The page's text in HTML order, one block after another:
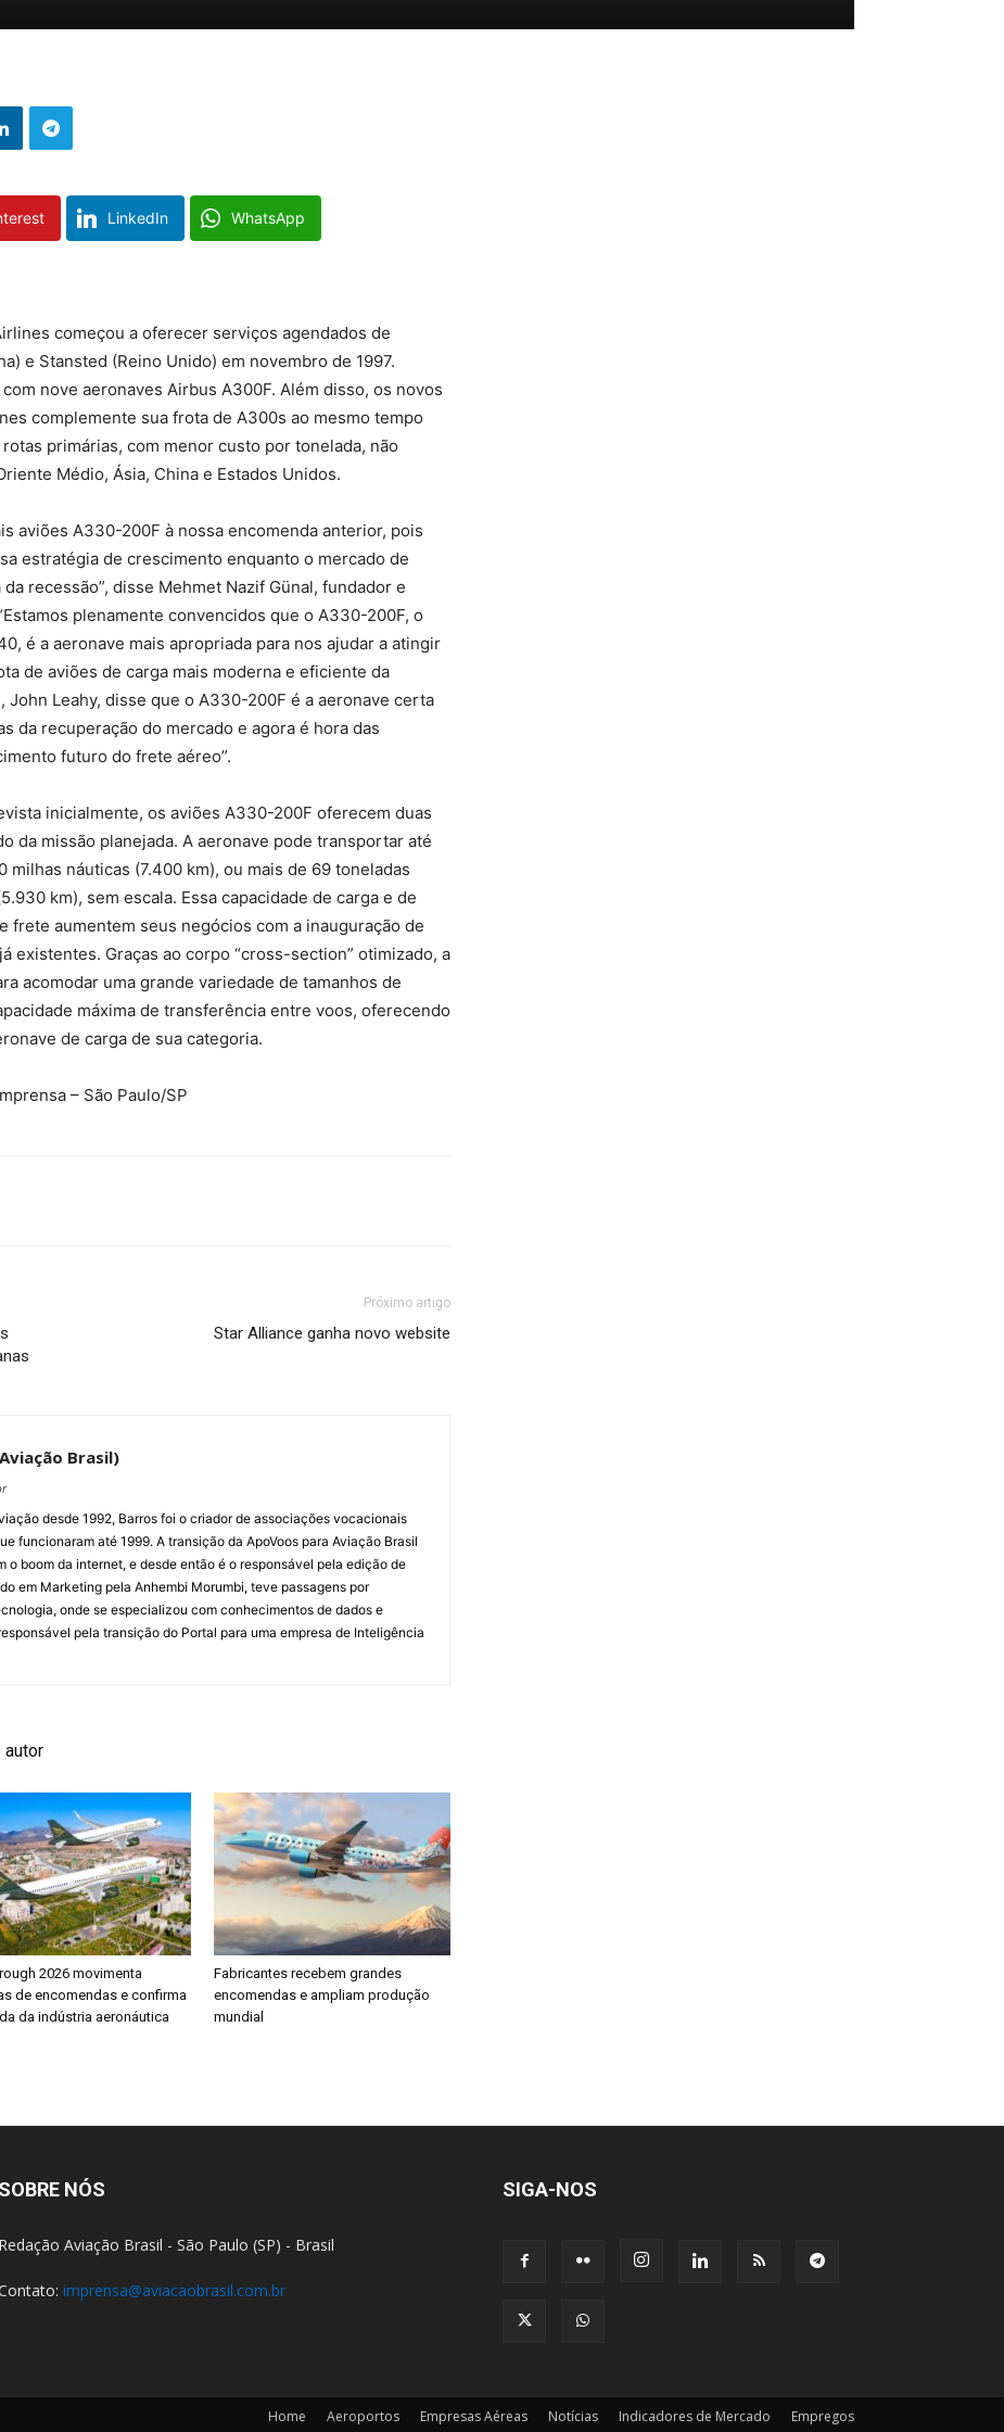
LinkedIn WhatsApp
começou a oferecer serviços agendados de
e Stansted (Reino Unido) em novembro de 1997.
nove aeronaves Airbus A300F. Além disso, os novos
complemente sua frota de A300s ao mesmo tempo
primárias, com menor custo por tonelada, não
Médio, Ásia, China e Estados Unidos.
aviões A330-200F à nossa encomenda anterior, pois
estratégia de crescimento enquanto o mercado de
recessão”, disse Mehmet Nazif Günal, fundador e
plenamente convencidos que o A330-200F, o
é a aeronave mais apropriada para nos ajudar a atingir
de aviões de carga mais moderna e eficiente da
John Leahy, disse que o A330-200F é a aeronave certa
da recuperação do mercado e agora é hora das
futuro do frete aéreo”.
inicialmente, os aviões A330-200F oferecem duas
da missão planejada. A aeronave pode transportar até
náuticas (7.400 km), ou mais de 69 toneladas
km), sem escala. Essa capacidade de carga e de
frete aumentem seus negócios com a inauguração de
existentes. Graças ao corpo “cross-section” otimizado, a
acomodar uma grande variedade de tamanhos de
máxima de transferência entre voos, oferecendo
de carga de sua categoria.
– São Paulo/SP
Próximo artigo
Star Alliance ganha novo website
Brasil)
desde 1992, Barros foi o criador de associações vocacionais
funcionaram até 1999. A transição da ApoVoos para Aviação Brasil
o boom da internet, e desde então é o responsável pela edição de
em Marketing pela Anhembi Morumbi, teve passagens por
onde se especializou com conhecimentos de dados e
pela transição do Portal para uma empresa de Inteligência
autor
2026 movimenta
de encomendas e confirma
da indústria aeronáutica
Fabricantes recebem grandes
encomendas e ampliam produção
mundial
SOBRE NÓS
Redação Aviação Brasil - São Paulo (SP) - Brasil
imprensa@aviacaobrasil.com.br
SIGA-NOS
Home Aeroportos Empresas Aéreas Notícias Indicadores de Mercado Empregos